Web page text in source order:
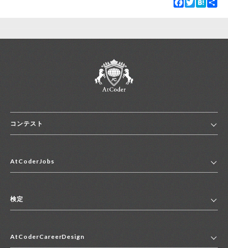
コンテスト
コンテスト一覧
便利リンク集
AtCoderJobs
2027年新卒採用求人一覧
中途採用求人一覧
検定
マイページ
AtCoderCareerDesign